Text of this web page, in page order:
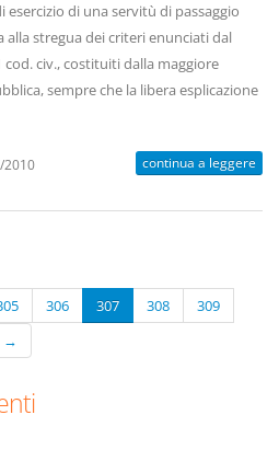
di una servitù di passaggio
stregua dei criteri enunciati dal
civ., costituiti dalla maggiore
sempre che la libera esplicazione
2010 continua a leggere
306 307 308
309
→